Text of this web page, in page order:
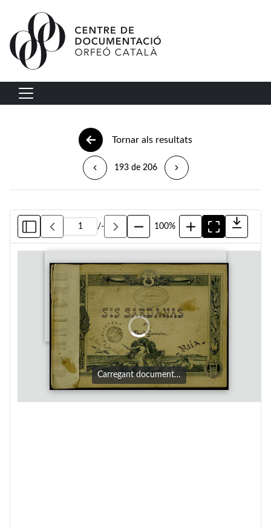
Vés al contingut
Navegació principal
Tornar als resultats
193 de 206
/- 100%
Carregant document…